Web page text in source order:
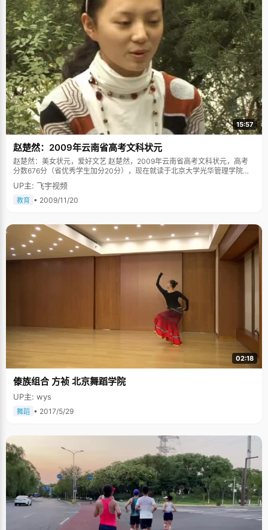
15:57
赵楚然：2009年云南省高考文科状元
赵楚然：美女状元，爱好文艺 赵楚然，2009年云南省高考文科状元，高考
分数676分（省优秀学生加分20分），现在就读于北京大学光华管理学院。
第一眼的感觉，赵楚然很有艺术气质，尤其是她站在树下侧头安静的拉动小
提琴的感觉，非常的优雅和淡然。高挑的身材，白皙的皮肤，说话温柔文
静，一双大眼镜好像会说话一样，让我们再一次惊叹，"美女状元果然不一
后期越是稳定上升，所有人都认为她有这个能力当状元。"小时候来过北大，
觉得北大很美，尤其是未名湖，博雅塔，绿树成荫，风景如画，大师精英很
多，非常向往。自己的成绩在那里，我就想着要选择最好的，北大是中国最
好的大学，光华是北大最好的专业，所以一直努力的想考这里。" 学习好，习
比较突出，没有什么太大的波澜，基本稳居前几名。问到学习的诀窍，她很
认真的思索了半天，愣是没有所得，只好很抱歉的说，"从小到大，我最大的
尤其是学习的自控能力。他们要求我在规定的时间内完成该完成的事情，不
准拖拉。每天放学后，都要督促我先做完作业才能去玩。小时候很乖，很听
话，也不哭不闹，让我怎么样我就照着做，慢慢的就形成习惯了，他们不
说，我也会去这样做。至于学习的诀窍秘诀，还真是没有，而且好像学习也
不是那么辛苦的事情，跟着老师认真学就行了"。其实每个人的智力和能力并
一定有很大的差别，真正起到差异决定因素的，恰恰就是那些做事的过程和
态度，一个细心的人和一个粗心的人做同样的事，往往会有不同的效果。不
习惯，确实是学习中不可缺少的。 赵楚然的妈妈是历史老师，家里的书架上
摆满个各种各样的历史书籍，性格安静的赵楚然，有空的时候就翻看这些
书，《资治通鉴》、《中国史纲》、《黄帝的故事》&hellip;&hellip;从小就
浸染在一种深厚的文化底蕴中，让本来就安静的性子更加的恬淡和安宁，做
是老师，非常注重孩子的早期教育，她认为，小孩子培养多方面的才能是必
要的，可以提升整个人的素养和气质。 "小时候妈妈给我很多的前期教育，带
我学唱歌，学画画，学电子琴，想着培养我的音乐素养。后来看小提琴比较
轻便，我就喜欢上了小提琴"。练琴非常辛苦，为了保证每天两个小时的练琴
时间，赵楚然必须把每天的时间都充分利用起来，以最快的效率完成作
业。"刚开始学练习夹琴，一动不动，哭了好几回，妈妈骂过也打过，还好最
终坚持了下来"。赵楚然三年级开始学习小提前，初三拿到业余十级的证
书。"刚开始学小提琴的时候，是想走艺术道路的，后来看学习成绩还不错，
就没有坚持了"，如果真如当初所想，估计现在站在我们面前的，大概会是某
个音乐学院的状元也不定呢。赵楚然唱歌也很好，在学校的各种活动中，都
UP主: 飞宇视频
教育 • 2009/11/20
02:18
傣族组合 方祯 北京舞蹈学院
UP主: wys
舞蹈 • 2017/5/29